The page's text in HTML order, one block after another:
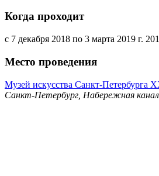
Когда проходит
с 7 декабря 2018 по 3 марта 2019 г.
Место проведения
Музей искусства Санкт-Петербурга
Санкт-Петербург, Набережная